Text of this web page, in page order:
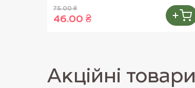
75.00 ₴
46.00 ₴
Акцiйнi товари